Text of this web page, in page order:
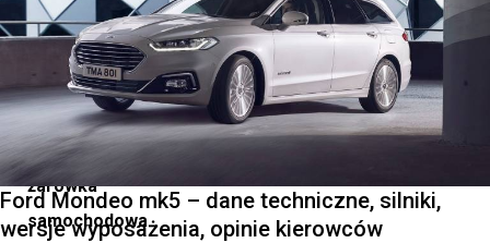
Aby
reflektory
samochodowe
działały
prawidłowo,
żarówka
samochodowa
Ford Mondeo mk5 – dane techniczne, silniki,
wersje wyposażenia, opinie kierowców